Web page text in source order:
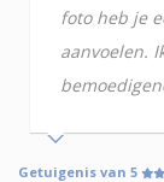
foto heb je
aanvoelen.
Getuigenis van 5